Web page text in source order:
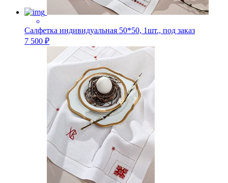
Салфетка индивидуальная 50*50, 1шт., под заказ
7 500 ₽